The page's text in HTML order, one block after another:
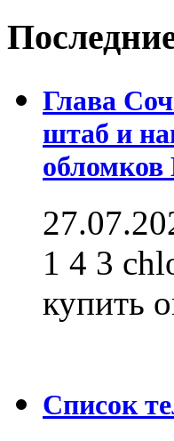
Глава
штаб и
1 4 3
купить
Список